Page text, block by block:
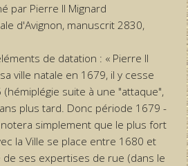
par Pierre II Mignard
d'Avignon, manuscrit 2830,
de datation : « Pierre II
ville natale en 1679, il y cesse
suite à une "attaque",
plus tard. Donc période 1679 -
simplement que le plus fort
la Ville se place entre 1680 et
ses expertises de rue (dans le